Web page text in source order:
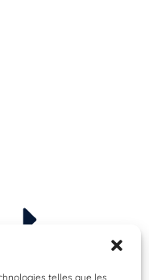
telles que les
À valider